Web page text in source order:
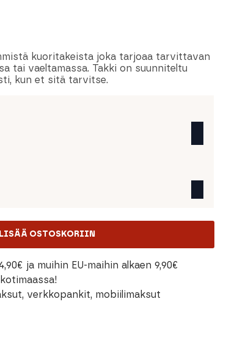
kuoritakeista joka tarjoaa tarvittavan
tai vaeltamassa. Takki on suunniteltu
kun et sitä tarvitse.
LISÄÄ OSTOSKORIIN
ja muihin EU-maihin alkaen 9,90€
verkkopankit, mobiilimaksut